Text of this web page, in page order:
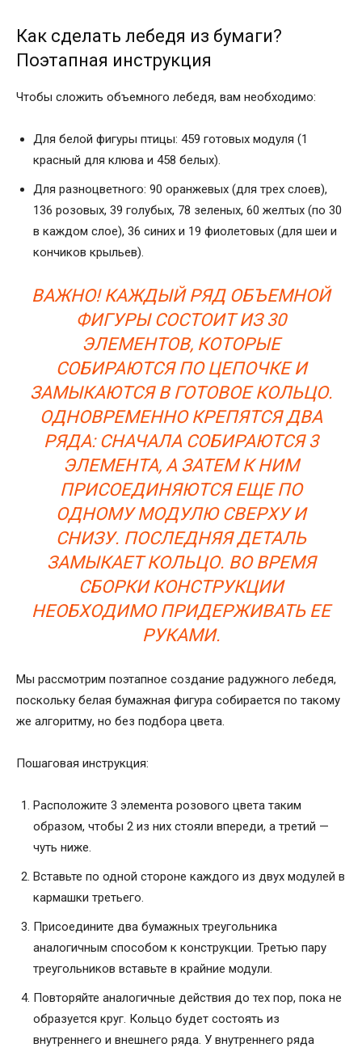
Как сделать лебедя из бумаги?
Поэтапная инструкция
Чтобы сложить объемного лебедя, вам необходимо:
Для белой фигуры птицы: 459 готовых модуля (1
красный для клюва и 458 белых).
Для разноцветного: 90 оранжевых (для трех слоев),
136 розовых, 39 голубых, 78 зеленых, 60 желтых (по 30
в каждом слое), 36 синих и 19 фиолетовых (для шеи и
кончиков крыльев).
ВАЖНО! КАЖДЫЙ РЯД ОБЪЕМНОЙ
ФИГУРЫ СОСТОИТ ИЗ 30
ЭЛЕМЕНТОВ, КОТОРЫЕ
СОБИРАЮТСЯ ПО ЦЕПОЧКЕ И
ЗАМЫКАЮТСЯ В ГОТОВОЕ КОЛЬЦО.
ОДНОВРЕМЕННО КРЕПЯТСЯ ДВА
РЯДА: СНАЧАЛА СОБИРАЮТСЯ 3
ЭЛЕМЕНТА, А ЗАТЕМ К НИМ
ПРИСОЕДИНЯЮТСЯ ЕЩЕ ПО
ОДНОМУ МОДУЛЮ СВЕРХУ И
СНИЗУ. ПОСЛЕДНЯЯ ДЕТАЛЬ
ЗАМЫКАЕТ КОЛЬЦО. ВО ВРЕМЯ
СБОРКИ КОНСТРУКЦИИ
НЕОБХОДИМО ПРИДЕРЖИВАТЬ ЕЕ
РУКАМИ.
Мы рассмотрим поэтапное создание радужного лебедя,
поскольку белая бумажная фигура собирается по такому
же алгоритму, но без подбора цвета.
Пошаговая инструкция:
Расположите 3 элемента розового цвета таким
образом, чтобы 2 из них стояли впереди, а третий —
чуть ниже.
Вставьте по одной стороне каждого из двух модулей в
кармашки третьего.
Присоедините два бумажных треугольника
аналогичным способом к конструкции. Третью пару
треугольников вставьте в крайние модули.
Повторяйте аналогичные действия до тех пор, пока не
образуется круг. Кольцо будет состоять из
внутреннего и внешнего ряда. У внутреннего ряда